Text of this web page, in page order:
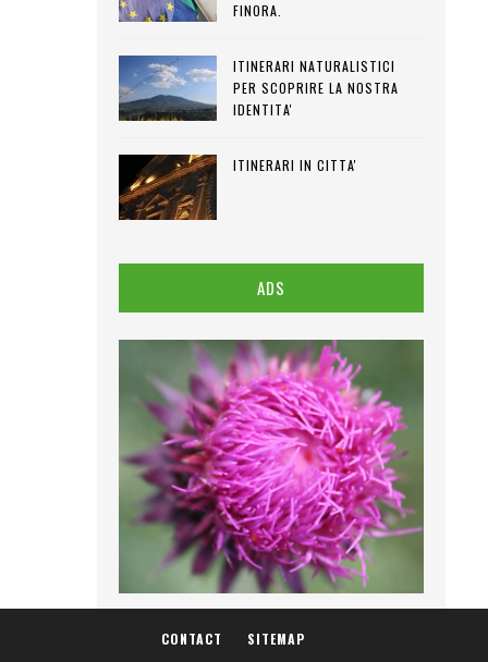
FINORA.
ITINERARI NATURALISTICI
PER SCOPRIRE LA NOSTRA
IDENTITA'
ITINERARI IN CITTA'
ADS
CONTACT SITEMAP